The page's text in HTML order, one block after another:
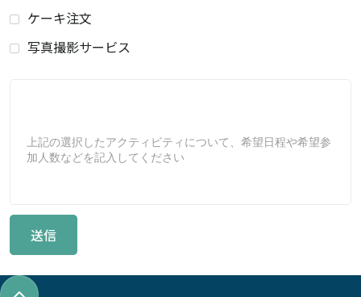
ケーキ注文
写真撮影サービス